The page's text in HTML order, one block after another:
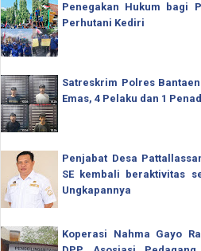
Penegakan Hukum bagi
Perhutani Kediri
Satreskrim Polres
Emas, 4 Pelaku dan 1
Penjabat Desa
SE kembali beraktivitas
Ungkapannya
Koperasi Nahma Gayo